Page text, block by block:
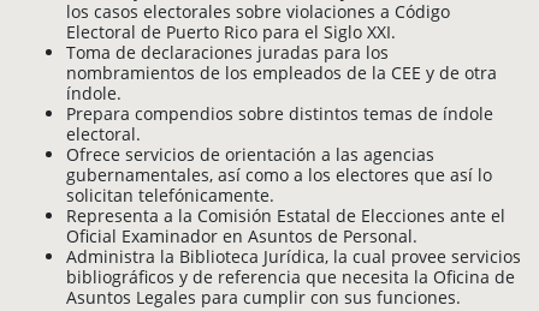
los casos electorales sobre violaciones a Código
Electoral de Puerto Rico para el Siglo XXI.
Toma de declaraciones juradas para los
nombramientos de los empleados de la CEE y de otra
índole.
Prepara compendios sobre distintos temas de índole
electoral.
Ofrece servicios de orientación a las agencias
gubernamentales, así como a los electores que así lo
solicitan telefónicamente.
Representa a la Comisión Estatal de Elecciones ante el
Oficial Examinador en Asuntos de Personal.
Administra la Biblioteca Jurídica, la cual provee servicios
bibliográficos y de referencia que necesita la Oficina de
Asuntos Legales para cumplir con sus funciones.